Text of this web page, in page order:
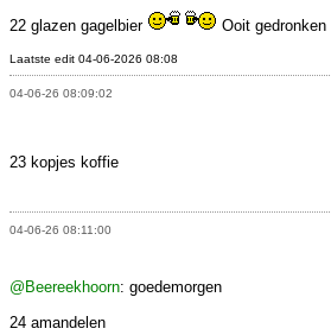
22 glazen gagelbier Ooit gedronken
Laatste edit 04-06-2026 08:08
04-06-26 08:09:02
23 kopjes koffie
04-06-26 08:11:00
@Beereekhoorn: goedemorgen
24 amandelen